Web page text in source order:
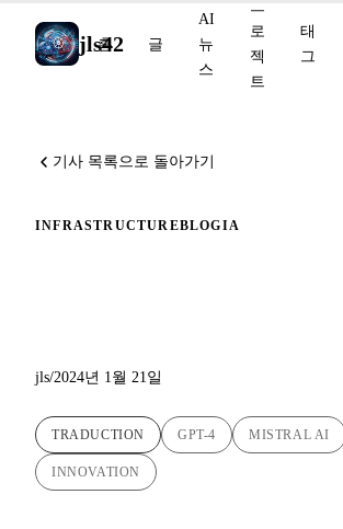
jls42
홈 글
AI
뉴
스
프
로
젝
트
태
그
기사 목록으로 돌아가기
INFRASTRUCTUREBLOGIA
jls/2024년 1월 21일
TRADUCTION GPT-4 MISTRAL AI
INNOVATION